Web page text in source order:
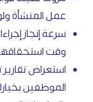
عمل المنشأة
سرعة إنجاز
وقت
استعراض
الموظفين